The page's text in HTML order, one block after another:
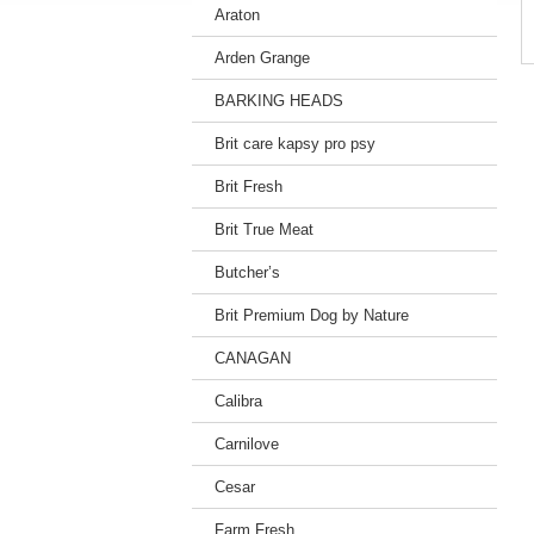
Araton
Arden Grange
BARKING HEADS
Brit care kapsy pro psy
Brit Fresh
Brit True Meat
Butcher’s
Brit Premium Dog by Nature
CANAGAN
Calibra
Carnilove
Cesar
Farm Fresh